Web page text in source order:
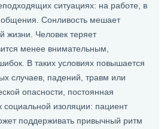
ситуациях: на работе, в
Сонливость мешает
жизни. Человек теряет
менее внимательным,
В таких условиях повышается
случаев, падений, травм или
опасности, постоянная
социальной изоляции: пациент
поддерживать привычный ритм